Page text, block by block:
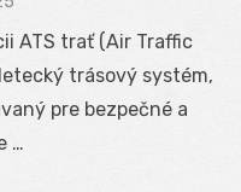
ATS trať (Air Traffic
trásový systém,
pre bezpečné a
…